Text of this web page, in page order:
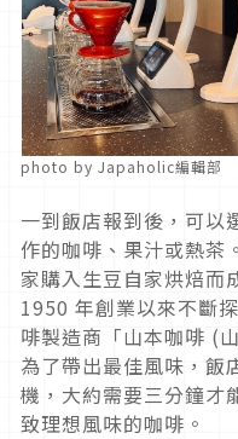
photo by Japaholic編輯部
一到飯店報到後，可以
作的咖啡、果汁或熱茶
家購入生豆自家烘焙
1950 年創業以來不斷
啡製造商「山本咖啡 (
為了帶出最佳風味，
機，大約需要三分鐘才
致理想風味的咖啡。